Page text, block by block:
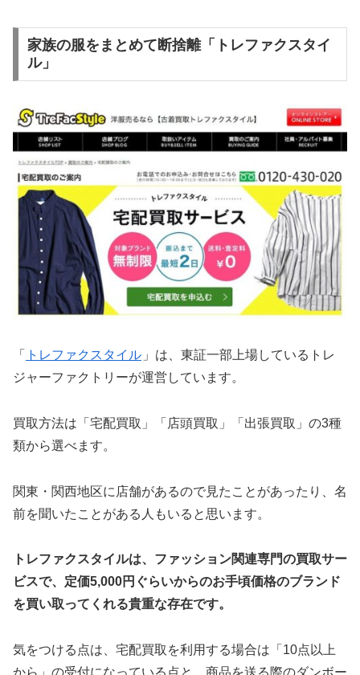
家族の服をまとめて断捨離「トレファクスタイ
ル」
「 トレファクスタイル 」は、東証一部上場しているトレ
ジャーファクトリーが運営しています。
買取方法は「宅配買取」「店頭買取」「出張買取」の3種
類から選べます。
関東・関西地区に店舗があるので見たことがあったり、名
前を聞いたことがある人もいると思います。
トレファクスタイルは、ファッション関連専門の買取サー
ビスで、定価5,000円ぐらいからのお手頃価格のブランド
を買い取ってくれる貴重な存在です。
気をつける点は、宅配買取を利用する場合は「10点以上
から」の受付になっている点と、商品を送る際のダンボー